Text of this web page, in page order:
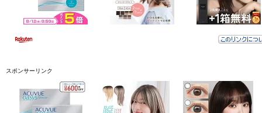
スポンサーリンク